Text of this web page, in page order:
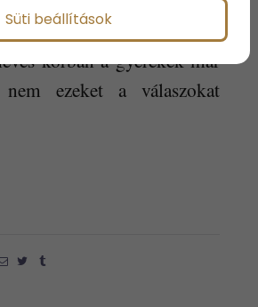
korban a gyerekek már
nem ezeket a válaszokat
Süti beállítások